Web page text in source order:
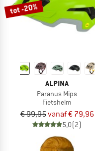
tot -20%
ALPINA
Paranus Mips
Fietshelm
€ 99,95vanaf € 79,96
5,0(2)